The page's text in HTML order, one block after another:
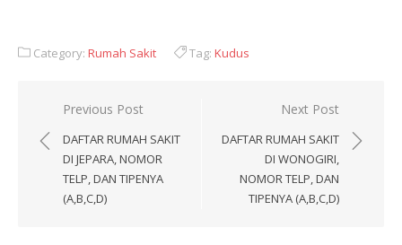
Category: Rumah Sakit Tag: Kudus
Post
navigation
Previous Post
DAFTAR RUMAH SAKIT
DI JEPARA, NOMOR
TELP, DAN TIPENYA
(A,B,C,D)
Next Post
DAFTAR RUMAH SAKIT
DI WONOGIRI,
NOMOR TELP, DAN
TIPENYA (A,B,C,D)